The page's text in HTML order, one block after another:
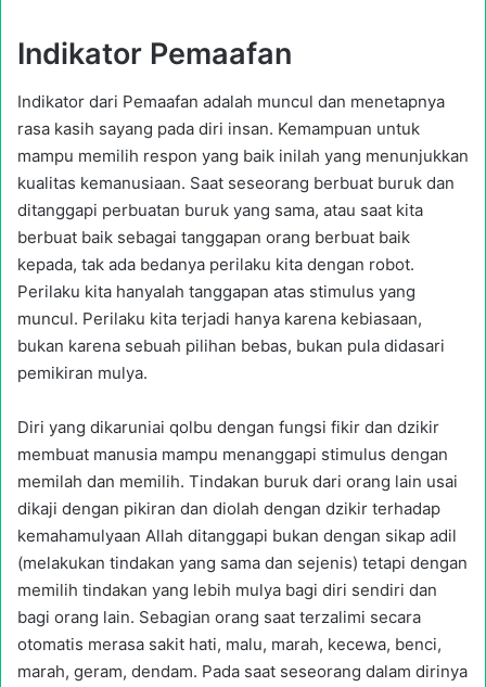
Indikator Pemaafan
Indikator dari Pemaafan adalah muncul dan menetapnya
rasa kasih sayang pada diri insan. Kemampuan untuk
mampu memilih respon yang baik inilah yang menunjukkan
kualitas kemanusiaan. Saat seseorang berbuat buruk dan
ditanggapi perbuatan buruk yang sama, atau saat kita
berbuat baik sebagai tanggapan orang berbuat baik
kepada, tak ada bedanya perilaku kita dengan robot.
Perilaku kita hanyalah tanggapan atas stimulus yang
muncul. Perilaku kita terjadi hanya karena kebiasaan,
bukan karena sebuah pilihan bebas, bukan pula didasari
pemikiran mulya.
Diri yang dikaruniai qolbu dengan fungsi fikir dan dzikir
membuat manusia mampu menanggapi stimulus dengan
memilah dan memilih. Tindakan buruk dari orang lain usai
dikaji dengan pikiran dan diolah dengan dzikir terhadap
kemahamulyaan Allah ditanggapi bukan dengan sikap adil
(melakukan tindakan yang sama dan sejenis) tetapi dengan
memilih tindakan yang lebih mulya bagi diri sendiri dan
bagi orang lain. Sebagian orang saat terzalimi secara
otomatis merasa sakit hati, malu, marah, kecewa, benci,
marah, geram, dendam. Pada saat seseorang dalam dirinya